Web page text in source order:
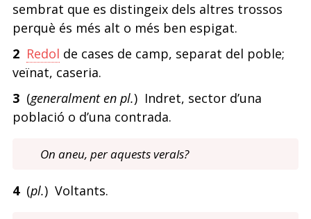
sembrat que es distingeix dels altres trossos
perquè és més alt o més ben espigat.
2 Redol de cases de camp, separat del poble;
veïnat, caseria.
3(generalment en pl.) Indret, sector d’una
població o d’una contrada.
On aneu, per aquests verals?
4(pl.) Voltants.